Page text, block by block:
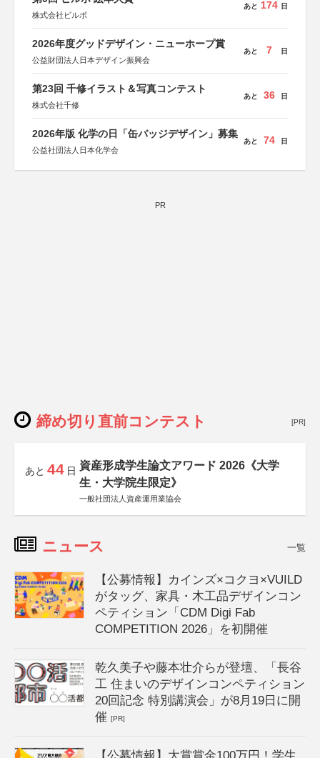
株式会社ビルボ
あと 174 日
2026年度グッドデザイン・ニューホープ賞
公益財団法人日本デザイン振興会
あと 7 日
第23回 千修イラスト＆写真コンテスト
株式会社千修
あと 36 日
2026年版 化学の日「缶バッジデザイン」募集
公益社団法人日本化学会
あと 74 日
PR
締め切り直前コンテスト [PR]
あと 44 日 資産形成学生論文アワード 2026《大学
生・大学院生限定》
一般社団法人資産運用業協会
ニュース 一覧
【公募情報】カインズ×コクヨ×VUILD
がタッグ、家具・木工品デザインコン
ペティション「CDM Digi Fab
COMPETITION 2026」を初開催
乾久美子や藤本壮介らが登壇、「長谷
工 住まいのデザインコンペティション
20回記念 特別講演会」が8月19日に開
催[PR]